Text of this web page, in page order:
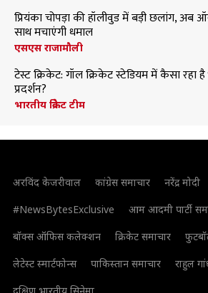
प्रियंका चोपड़ा की हॉलीवुड में बड़ी छलांग, अब
साथ मचाएंगी धमाल
एसएस राजामौली
टेस्ट क्रिकेट: गॉल क्रिकेट स्टेडियम में कैसा रहा
प्रदर्शन?
भारतीय क्रिकेट टीम
अरविंद केजरीवाल कांग्रेस समाचार नरेंद्र मोदी
#NewsBytesExclusive
आम आदमी पार्टी
बॉक्स ऑफिस कलेक्शन
क्रिकेट समाचार
लेटेस्ट स्मार्टफोन्स
पाकिस्तान समाचार राहुल